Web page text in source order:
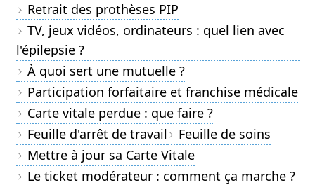
Retrait des prothèses PIP
TV, jeux vidéos, ordinateurs : quel lien avec
l'épilepsie ?
À quoi sert une mutuelle ?
Participation forfaitaire et franchise médicale
Carte vitale perdue : que faire ?
Feuille d'arrêt de travail
Feuille de soins
Mettre à jour sa Carte Vitale
Le ticket modérateur : comment ça marche ?